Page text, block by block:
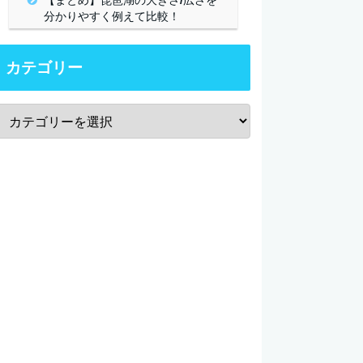
分かりやすく例えて比較！
カテゴリー